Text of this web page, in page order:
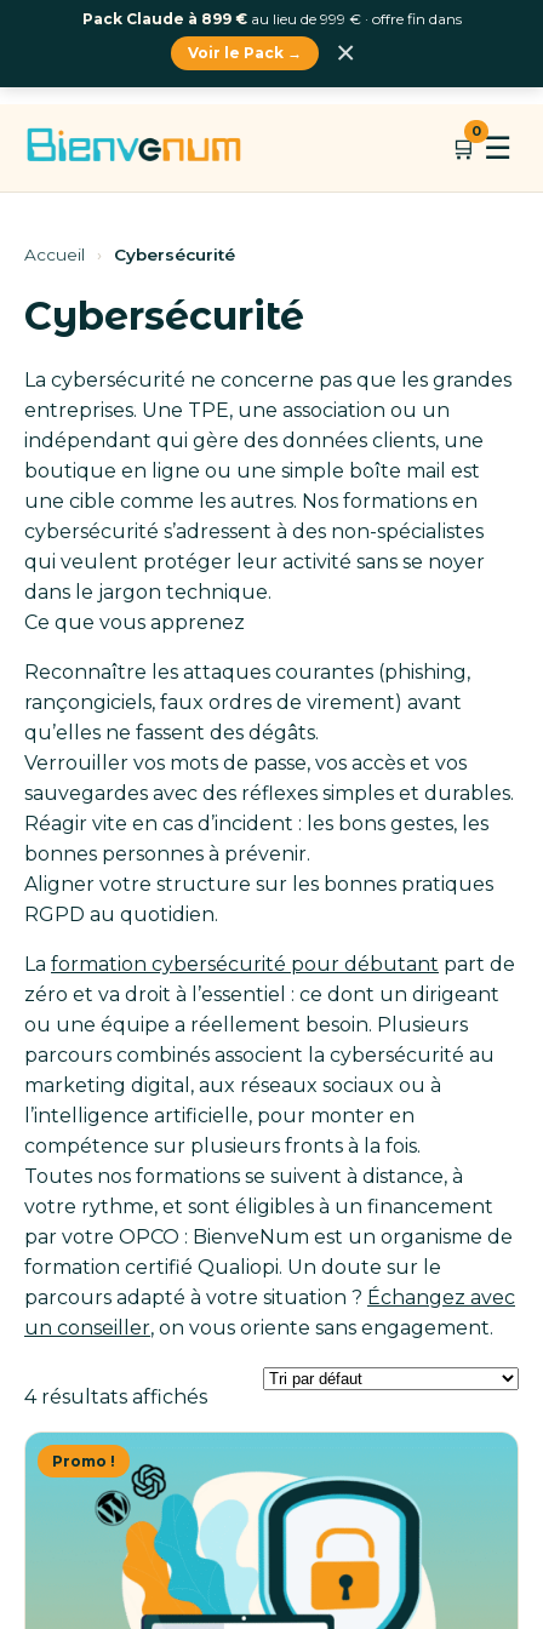
🛒
0
☰
Accueil › Cybersécurité
Cybersécurité
La cybersécurité ne concerne pas que les grandes
entreprises. Une TPE, une association ou un
indépendant qui gère des données clients, une
boutique en ligne ou une simple boîte mail est
une cible comme les autres. Nos formations en
cybersécurité s’adressent à des non-spécialistes
qui veulent protéger leur activité sans se noyer
dans le jargon technique.
Ce que vous apprenez
Reconnaître les attaques courantes (phishing,
rançongiciels, faux ordres de virement) avant
qu’elles ne fassent des dégâts.
Verrouiller vos mots de passe, vos accès et vos
sauvegardes avec des réflexes simples et durables.
Réagir vite en cas d’incident : les bons gestes, les
bonnes personnes à prévenir.
Aligner votre structure sur les bonnes pratiques
RGPD au quotidien.
La formation cybersécurité pour débutant part de
zéro et va droit à l’essentiel : ce dont un dirigeant
ou une équipe a réellement besoin. Plusieurs
parcours combinés associent la cybersécurité au
marketing digital, aux réseaux sociaux ou à
l’intelligence artificielle, pour monter en
compétence sur plusieurs fronts à la fois.
Toutes nos formations se suivent à distance, à
votre rythme, et sont éligibles à un financement
par votre OPCO : BienveNum est un organisme de
formation certifié Qualiopi. Un doute sur le
parcours adapté à votre situation ? Échangez avec
un conseiller, on vous oriente sans engagement.
4 résultats affichés
Promo !
Pack Claude à 899 €au lieu de 999 € · offre fin dans
Voir le Pack →
×